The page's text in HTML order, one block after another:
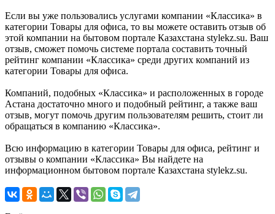
Если вы уже пользовались услугами компании «Классика» в
категории Товары для офиса, то вы можете оставить отзыв об
этой компании на бытовом портале Казахстана stylekz.su. Ваш
отзыв, сможет помочь системе портала составить точный
рейтинг компании «Классика» среди других компаний из
категории Товары для офиса.
Компаний, подобных «Классика» и расположенных в городе
Астана достаточно много и подобный рейтинг, а также ваш
отзыв, могут помочь другим пользователям решить, стоит ли
обращаться в компанию «Классика».
Всю информацию в категории Товары для офиса, рейтинг и
отзывы о компании «Классика» Вы найдете на
информационном бытовом портале Казахстана stylekz.su.